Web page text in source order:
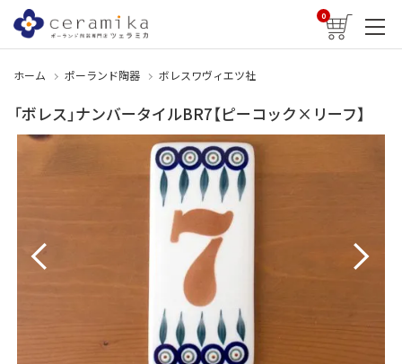
0
ホーム ポーランド陶器 ボレスワヴィエツ社
「ボレス」ナンバータイルBR7【ピーコック×リーフ】